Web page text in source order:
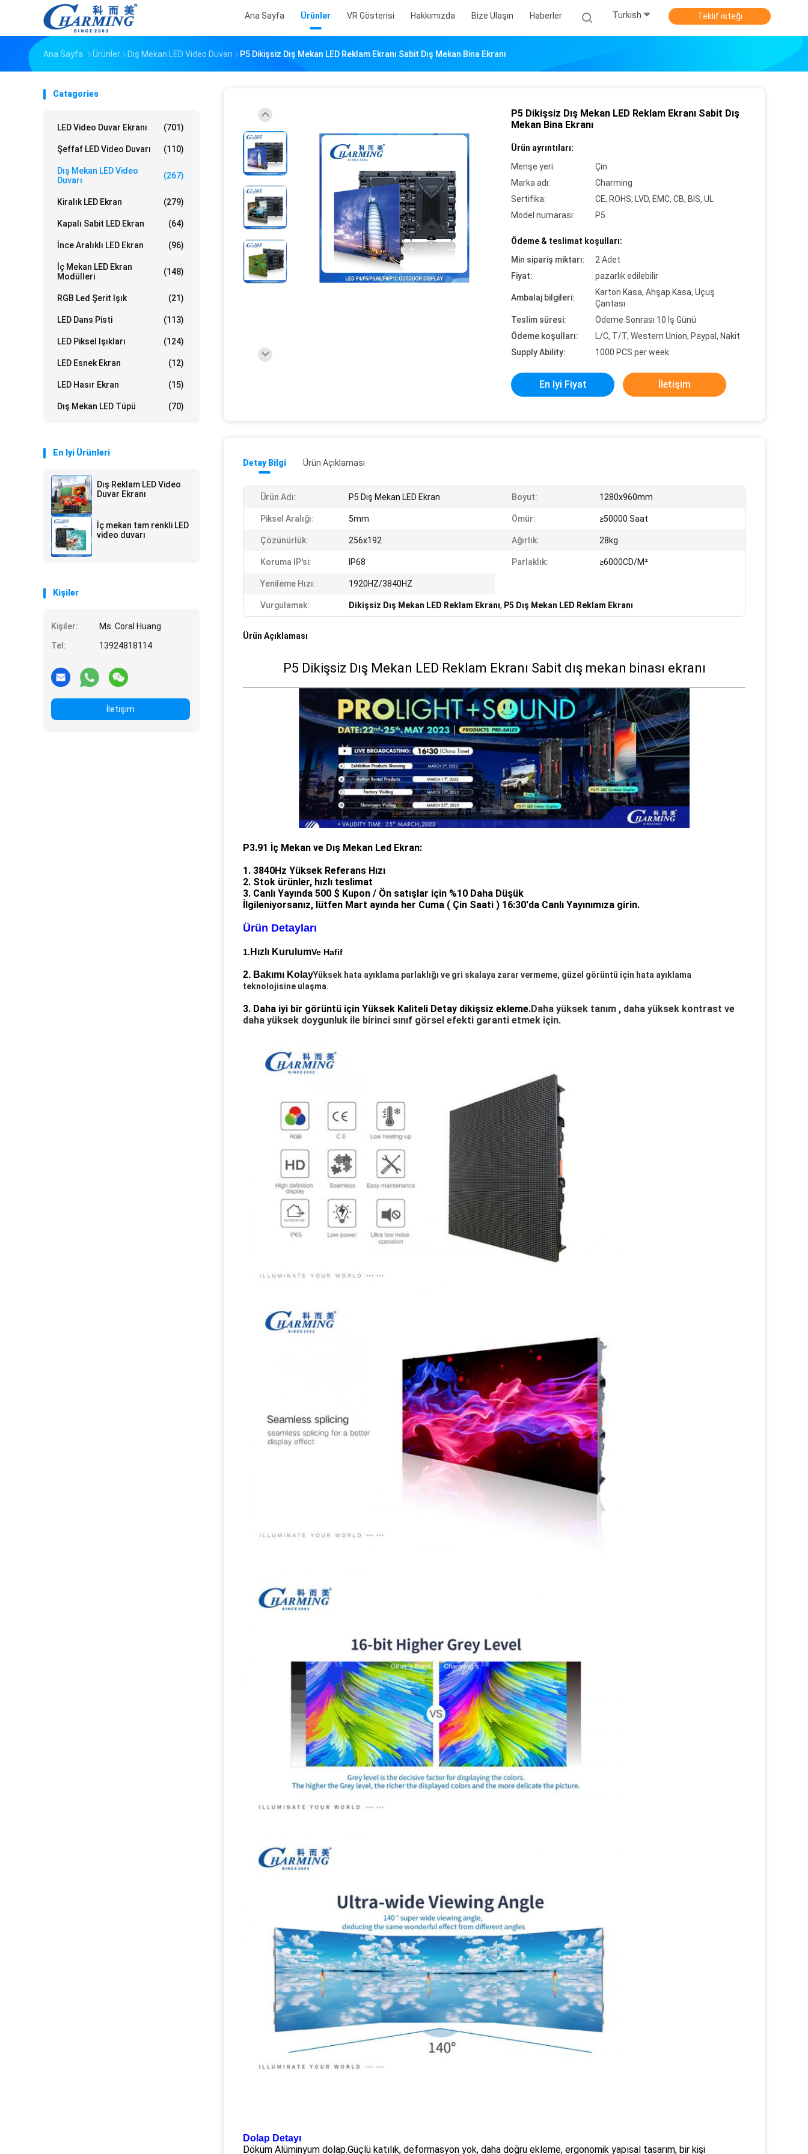
Ana Sayfa Ürünler VR Gösterisi Hakkımızda Bize Ulaşın Haberler Turkish Teklif isteği
Ana Sayfa Ürünler Dış Mekan LED Video Duvarı P5 Dikişsiz Dış Mekan LED Reklam Ekranı Sabit Dış Mekan Bina Ekranı
Catagories
LED Video Duvar Ekranı (701)
Şeffaf LED Video Duvarı (110)
Dış Mekan LED Video
Duvarı
(267)
Kiralık LED Ekran (279)
Kapalı Sabit LED Ekran (64)
İnce Aralıklı LED Ekran (96)
İç Mekan LED Ekran
Modülleri
(148)
RGB Led Şerit Işık (21)
LED Dans Pisti (113)
LED Piksel Işıkları (124)
LED Esnek Ekran (12)
LED Hasır Ekran (15)
Dış Mekan LED Tüpü (70)
En Iyi Ürünleri
Dış Reklam LED Video
Duvar Ekranı
İç mekan tam renkli LED
video duvarı
Kişiler
Kişiler:
Ms. Coral Huang
Tel:
13924818114
İletişim
P5 Dikişsiz Dış Mekan LED Reklam Ekranı Sabit Dış
Mekan Bina Ekranı
Ürün ayrıntıları:
Menşe yeri:
Çin
Marka adı:
Charming
Sertifika:
CE, ROHS, LVD, EMC, CB, BIS, UL
Model numarası:
P5
Ödeme & teslimat koşulları:
Min sipariş miktarı:
2 Adet
Fiyat:
pazarlık edilebilir
Ambalaj bilgileri:
Karton Kasa, Ahşap Kasa, Uçuş
Çantası
Teslim süresi:
Ödeme Sonrası 10 İş Günü
Ödeme koşulları:
L/C, T/T, Western Union, Paypal, Nakit
Supply Ability:
1000 PCS per week
En Iyi Fiyat İletişim
Detay Bilgi Ürün Açıklaması
Ürün Adı: P5 Dış Mekan LED Ekran Boyut: 1280x960mm
Piksel Aralığı: 5mm Ömür: ≥50000 Saat
Çözünürlük: 256x192 Ağırlık: 28kg
Koruma IP'si: IP68 Parlaklık: ≥6000CD/M²
Yenileme Hızı: 1920HZ/3840HZ
Vurgulamak: Dikişsiz Dış Mekan LED Reklam Ekranı, P5 Dış Mekan LED Reklam Ekranı
Ürün Açıklaması
P5 Dikişsiz Dış Mekan LED Reklam Ekranı Sabit dış mekan binası ekranı
P3.91 İç Mekan ve Dış Mekan Led Ekran:
1. 3840Hz Yüksek Referans Hızı
2. Stok ürünler, hızlı teslimat
3. Canlı Yayında 500 $ Kupon / Ön satışlar için %10 Daha Düşük
İlgileniyorsanız, lütfen Mart ayında her Cuma ( Çin Saati ) 16:30'da Canlı Yayınımıza girin.
Ürün Detayları
1. Hızlı KurulumVe Hafif
2. Bakımı KolayYüksek hata ayıklama parlaklığı ve gri skalaya zarar vermeme, güzel görüntü için hata ayıklama
teknolojisine ulaşma.
3. Daha iyi bir görüntü için Yüksek Kaliteli Detay dikişsiz ekleme.Daha yüksek tanım , daha yüksek kontrast ve
daha yüksek doygunluk ile birinci sınıf görsel efekti garanti etmek için.
Dolap Detayı
Döküm Alüminyum dolap.Güçlü katılık, deformasyon yok, daha doğru ekleme, ergonomik yapısal tasarım, bir kişi